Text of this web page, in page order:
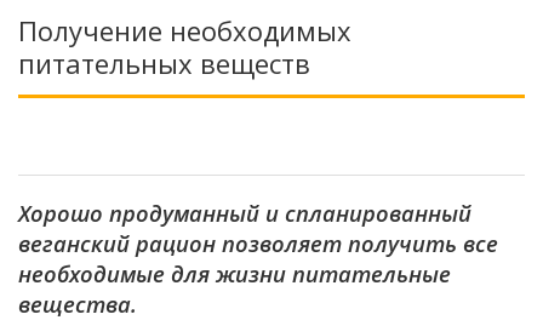
Получение необходимых
питательных веществ
Хорошо продуманный и спланированный
веганский рацион позволяет получить все
необходимые для жизни питательные
вещества.